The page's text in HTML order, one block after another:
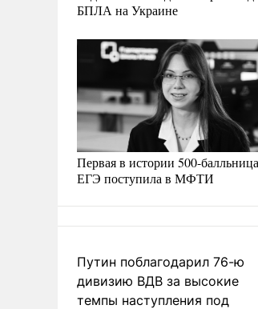
БПЛА на Украине
Первая в истории 500-балльница
ЕГЭ поступила в МФТИ
Путин поблагодарил 76-ю
дивизию ВДВ за высокие
темпы наступления под